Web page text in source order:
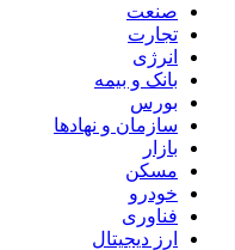
صنعت
تجارت
انرژی
بانک و بیمه
بورس
سازمان و نهادها
بازار
مسکن
خودرو
فناوری
ارز دیجیتال